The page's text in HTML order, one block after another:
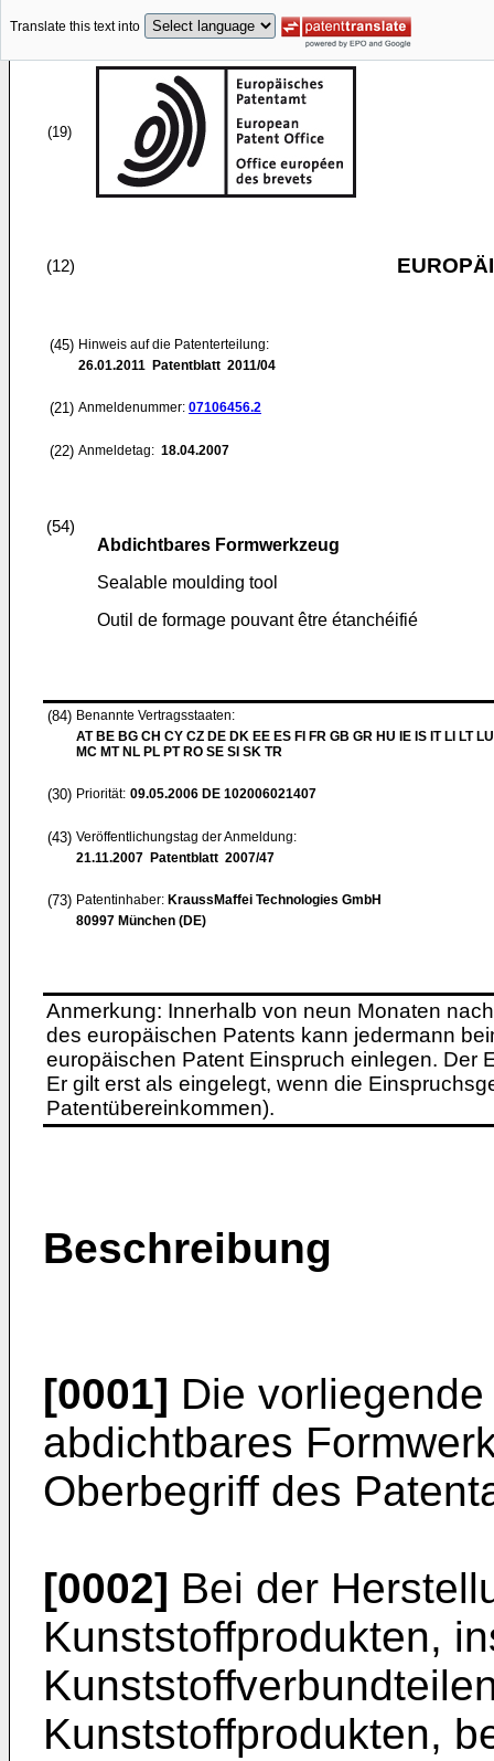
Translate this text into
(19)
(12)
(45) Hinweis auf die Patenterteilung:
26.01.2011 Patentblatt 2011/04
(21) Anmeldenummer: 07106456.2
(22) Anmeldetag: 18.04.2007
(54)
Abdichtbares Formwerkzeug
Sealable moulding tool
Outil de formage pouvant être étanchéifié
(84) Benannte Vertragsstaaten:
AT BE BG CH CY CZ DE DK EE ES FI FR GB GR HU IE IS IT LI LT
MC MT NL PL PT RO SE SI SK TR
(30) Priorität: 09.05.2006 DE 102006021407
(43) Veröffentlichungstag der Anmeldung:
21.11.2007 Patentblatt 2007/47
(73) Patentinhaber: KraussMaffei Technologies GmbH
80997 München (DE)
Anmerkung: Innerhalb von neun Monaten
des europäischen Patents kann jedermann
europäischen Patent Einspruch einlegen. Der
Er gilt erst als eingelegt, wenn die
Patentübereinkommen).
Beschreibung
[0001] Die
abdichtbares
Oberbegriff des
[0002] Bei der
Kunststoffprodukten,
Kunststoffprodukten,